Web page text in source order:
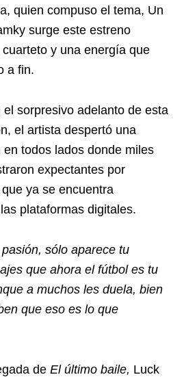
quien compuso el tema, Un
surge este estreno
y una energía que
a fin.
sorpresivo adelanto de esta
el artista despertó una
todos lados donde miles
expectantes por
ya se encuentra
plataformas digitales.
sólo aparece tu
que ahora el fútbol es tu
a muchos les duela, bien
que eso es lo que
de El último baile, Luck